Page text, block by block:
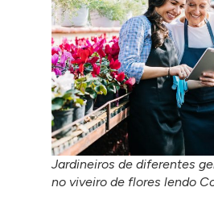
Jardineiros de diferentes
no viveiro de flores lendo